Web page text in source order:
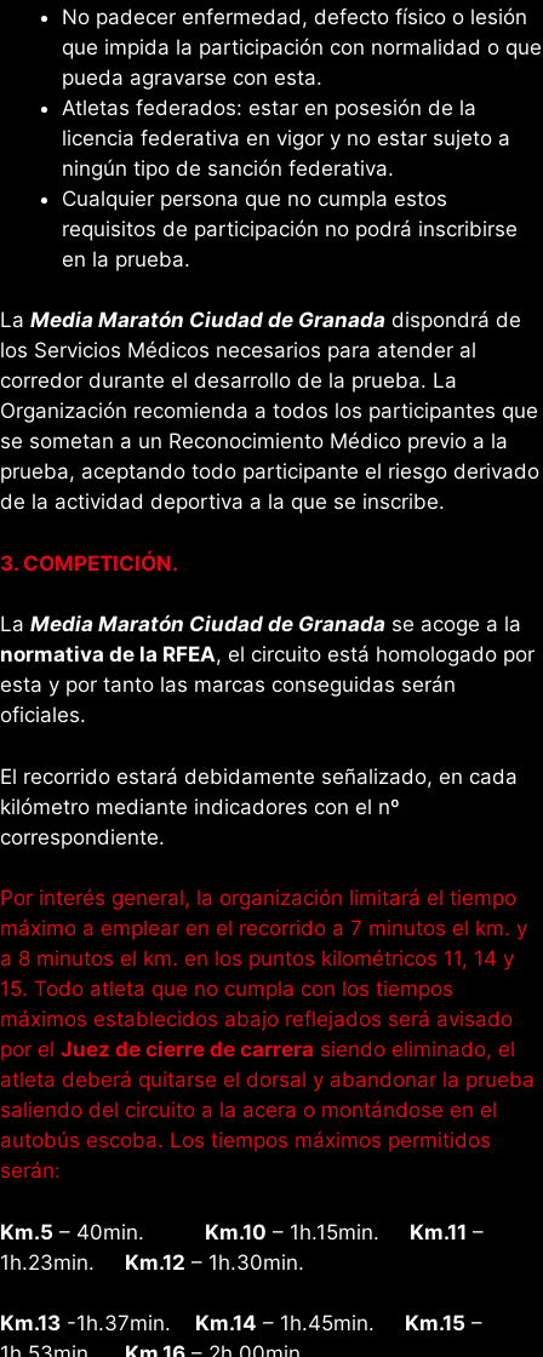
No padecer enfermedad, defecto físico o lesión
que impida la participación con normalidad o que
pueda agravarse con esta.
Atletas federados: estar en posesión de la
licencia federativa en vigor y no estar sujeto a
ningún tipo de sanción federativa.
Cualquier persona que no cumpla estos
requisitos de participación no podrá inscribirse
en la prueba.
La Media Maratón Ciudad de Granada dispondrá de
los Servicios Médicos necesarios para atender al
corredor durante el desarrollo de la prueba. La
Organización recomienda a todos los participantes que
se sometan a un Reconocimiento Médico previo a la
prueba, aceptando todo participante el riesgo derivado
de la actividad deportiva a la que se inscribe.
3. COMPETICIÓN.
La Media Maratón Ciudad de Granada se acoge a la
normativa de la RFEA, el circuito está homologado por
esta y por tanto las marcas conseguidas serán
oficiales.
El recorrido estará debidamente señalizado, en cada
kilómetro mediante indicadores con el nº
correspondiente.
Por interés general, la organización limitará el tiempo
máximo a emplear en el recorrido a 7 minutos el km. y
a 8 minutos el km. en los puntos kilométricos 11, 14 y
15. Todo atleta que no cumpla con los tiempos
máximos establecidos abajo reflejados será avisado
por el Juez de cierre de carrera siendo eliminado, el
atleta deberá quitarse el dorsal y abandonar la prueba
saliendo del circuito a la acera o montándose en el
autobús escoba. Los tiempos máximos permitidos
serán:
Km.5 – 40min. Km.10 – 1h.15min. Km.11 –
1h.23min. Km.12 – 1h.30min.
Km.13 -1h.37min. Km.14 – 1h.45min. Km.15 –